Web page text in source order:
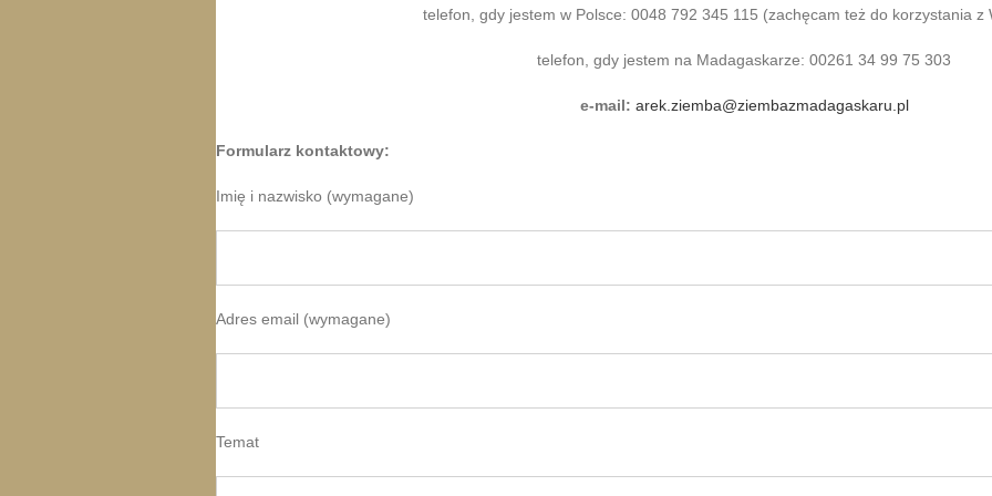
telefon, gdy jestem w Polsce: 0048 792 345 115 (zachęcam też do korzystania z
telefon, gdy jestem na Madagaskarze: 00261 34 99 75 303
e-mail: arek.ziemba@ziembazmadagaskaru.pl
Formularz kontaktowy:
Imię i nazwisko (wymagane)
Adres email (wymagane)
Temat